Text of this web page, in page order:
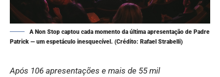
A Non Stop captou cada momento da última apresentação de Padre
Patrick — um espetáculo inesquecível. (Crédito: Rafael Strabelli)
Após 106 apresentações e mais de 55 mil